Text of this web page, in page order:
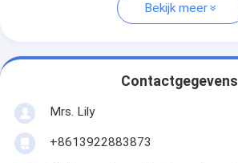
Bekijk meer
Contactgegevens
Mrs. Lily
+8613922883873